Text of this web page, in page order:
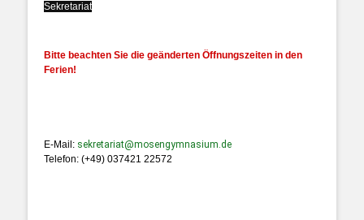
Sekretariat
Bitte beachten Sie die geänderten Öffnungszeiten in den
Ferien!
E-Mail: sekretariat@mosengymnasium.de
Telefon: (+49) 037421 22572